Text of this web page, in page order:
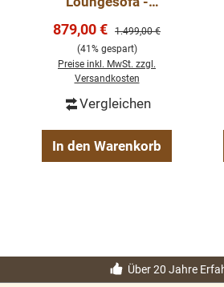
verschiedenen
Farben - sofort
lieferbar
Verkaufspreis:
879,00 € Regulärer Preis:
1.499,00 €
(41% gespart)
Preise inkl. MwSt. zzgl.
Versandkosten
Vergleichen
In den Warenkorb
Über 20 Jahre